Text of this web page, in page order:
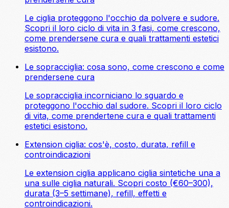
Le ciglia proteggono l'occhio da polvere e sudore.
Scopri il loro ciclo di vita in 3 fasi, come crescono,
come prendersene cura e quali trattamenti estetici
esistono.
Le sopracciglia: cosa sono, come crescono e come
prendersene cura
Le sopracciglia incorniciano lo sguardo e
proteggono l'occhio dal sudore. Scopri il loro ciclo
di vita, come prendertene cura e quali trattamenti
estetici esistono.
Extension ciglia: cos'è, costo, durata, refill e
controindicazioni
Le extension ciglia applicano ciglia sintetiche una a
una sulle ciglia naturali. Scopri costo (€60–300),
durata (3–5 settimane), refill, effetti e
controindicazioni.